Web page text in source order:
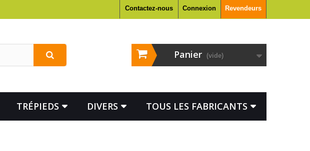
Connexion Revendeurs
Contactez-nous
Panier (vide)
TRÉPIEDS DIVERS TOUS LES FABRICANTS